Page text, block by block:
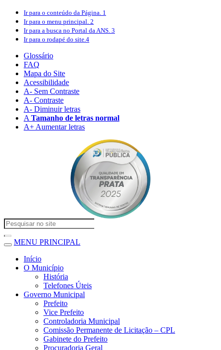
Ir para o conteúdo da Página. 1
Ir para o menu principal. 2
Ir para a busca no Portal da ANS. 3
Ir para o rodapé do site.4
Glossário
FAQ
Mapa do Site
Acessibilidade
A- Sem Contraste
A- Contraste
A- Diminuir letras
A Tamanho de letras normal
A+ Aumentar letras
MENU PRINCIPAL
Início
O Município
História
Telefones Úteis
Governo Municipal
Prefeito
Vice Prefeito
Controladoria Municipal
Comissão Permanente de Licitação – CPL
Gabinete do Prefeito
Procuradoria Geral